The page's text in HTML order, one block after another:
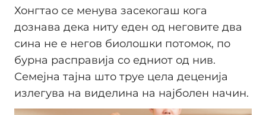
Хонгтао се менува засекогаш кога
дознава дека ниту еден од неговите два
сина не е негов биолошки потомок, по
бурна расправија со едниот од нив.
Семејна тајна што труе цела деценија
излегува на виделина на најболен начин.